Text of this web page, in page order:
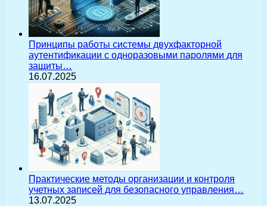
Принципы работы системы двухфакторной
аутентификации с одноразовыми паролями для
защиты…
16.07.2025
Практические методы организации и контроля
учетных записей для безопасного управления…
13.07.2025